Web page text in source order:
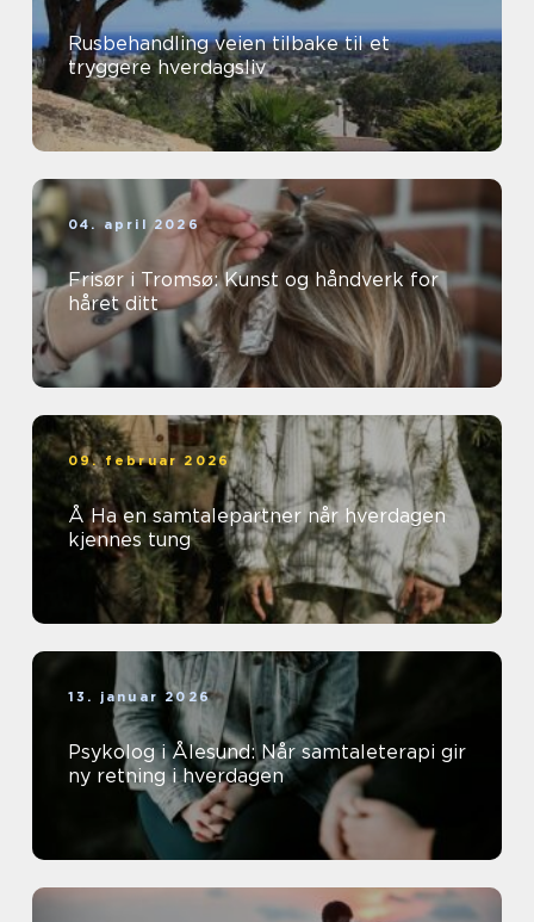
Rusbehandling veien tilbake til et
tryggere hverdagsliv
04. april 2026
Frisør i Tromsø: Kunst og håndverk for
håret ditt
09. februar 2026
Å Ha en samtalepartner når hverdagen
kjennes tung
13. januar 2026
Psykolog i Ålesund: Når samtaleterapi gir
ny retning i hverdagen